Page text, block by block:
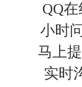
QQ
小时
马上
实时